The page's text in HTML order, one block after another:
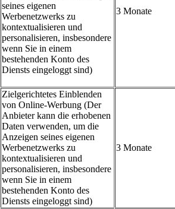
seines eigenen
Werbenetzwerks zu
kontextualisieren und
personalisieren, insbesondere
wenn Sie in einem
bestehenden Konto des
Diensts eingeloggt sind)
3 Monate
Zielgerichtetes Einblenden
von Online-Werbung (Der
Anbieter kann die erhobenen
Daten verwenden, um die
Anzeigen seines eigenen
Werbenetzwerks zu
kontextualisieren und
personalisieren, insbesondere
wenn Sie in einem
bestehenden Konto des
Diensts eingeloggt sind)
3 Monate